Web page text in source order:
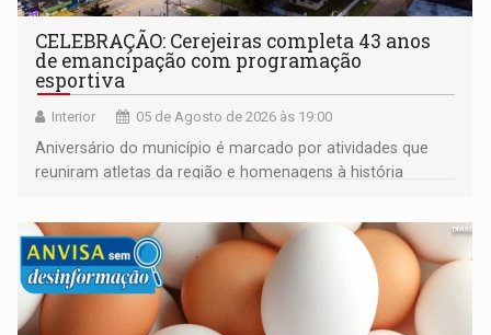
CELEBRAÇÃO: Cerejeiras completa 43 anos
de emancipação com programação
esportiva
Interior 05 de Agosto de 2026 às 19:00
Aniversário do município é marcado por atividades que
reuniram atletas da região e homenagens à história